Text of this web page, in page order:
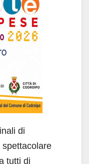
di
spettacolare
tutti di